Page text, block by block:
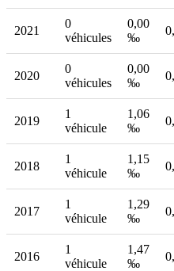
2021
0
véhicules
0,00
‰
2020
0
véhicules
0,00
‰
2019
1
véhicule
1,06
‰
2018
1
véhicule
1,15
‰
2017
1
véhicule
1,29
‰
2016
1
véhicule
1,47
‰